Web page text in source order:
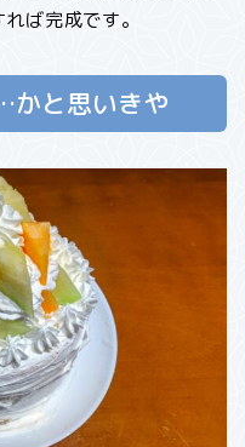
ば完成です。
かと思いきや